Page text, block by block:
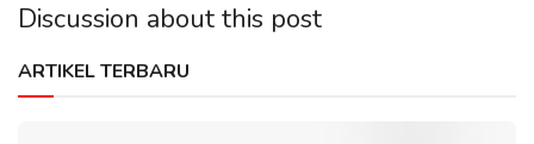
Discussion about this post
ARTIKEL TERBARU